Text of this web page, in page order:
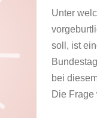
Unter
soll, ist
bei
Die Frage